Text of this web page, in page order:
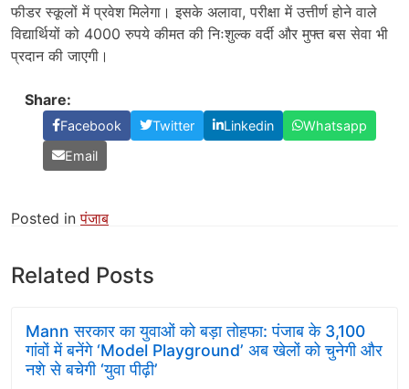
फीडर स्कूलों में प्रवेश मिलेगा। इसके अलावा, परीक्षा में उत्तीर्ण होने वाले
विद्यार्थियों को 4000 रुपये कीमत की निःशुल्क वर्दी और मुफ्त बस सेवा भी
प्रदान की जाएगी।
Share:
Facebook Twitter Linkedin
Whatsapp
Email
Posted inपंजाब
Related Posts
Mann सरकार का युवाओं को बड़ा तोहफा: पंजाब के 3,100
गांवों में बनेंगे ‘Model Playground’ अब खेलों को चुनेगी और
नशे से बचेगी ‘युवा पीढ़ी’